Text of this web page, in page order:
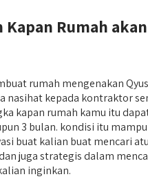
Rumah
rumah mengenakan
nasihat kepada kontraktor
kapan rumah kamu itu
3 bulan. kondisi itu mampu
buat kalian buat mencari
juga strategis dalam
inginkan.